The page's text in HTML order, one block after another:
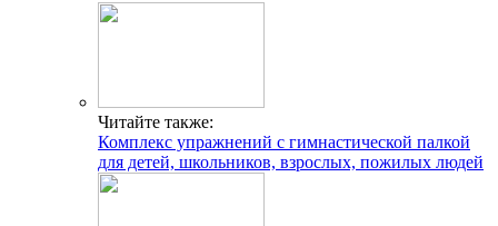
Читайте также:
Комплекс упражнений с гимнастической палкой
для детей, школьников, взрослых, пожилых людей